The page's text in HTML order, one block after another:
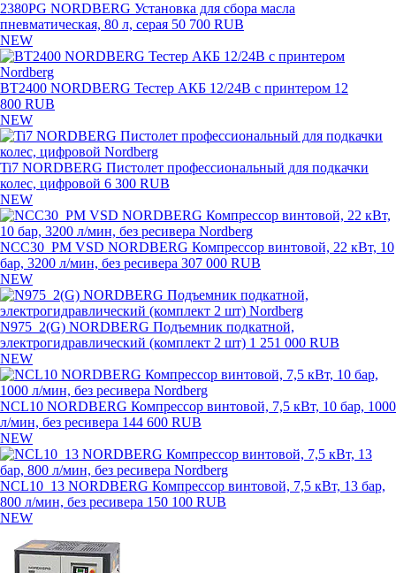
2380PG NORDBERG Установка для сбора масла
пневматическая, 80 л, серая 50 700 RUB
NEW
BT2400 NORDBERG Тестер АКБ 12/24В с принтером 12
800 RUB
NEW
Ti7 NORDBERG Пистолет профессиональный для подкачки
колес, цифровой 6 300 RUB
NEW
NCC30_PM VSD NORDBERG Компрессор винтовой, 22 кВт, 10
бар, 3200 л/мин, без ресивера 307 000 RUB
NEW
N975_2(G) NORDBERG Подъемник подкатной,
электрогидравлический (комплект 2 шт) 1 251 000 RUB
NEW
NCL10 NORDBERG Компрессор винтовой, 7,5 кВт, 10 бар, 1000
л/мин, без ресивера 144 600 RUB
NEW
NCL10_13 NORDBERG Компрессор винтовой, 7,5 кВт, 13 бар,
800 л/мин, без ресивера 150 100 RUB
NEW